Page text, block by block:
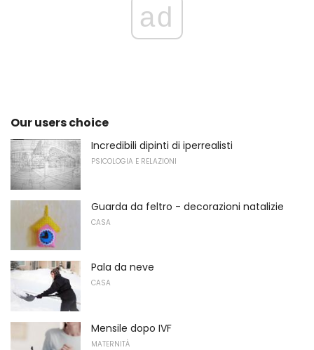
ad
Our users choice
Incredibili dipinti di iperrealisti
PSICOLOGIA E RELAZIONI
Guarda da feltro - decorazioni natalizie
CASA
Pala da neve
CASA
Mensile dopo IVF
MATERNITÀ